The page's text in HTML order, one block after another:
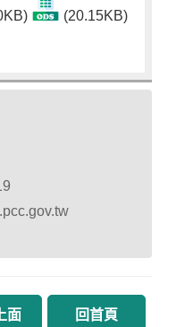
(20.15KB)
面 回首頁